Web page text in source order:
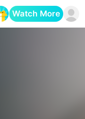
Watch More